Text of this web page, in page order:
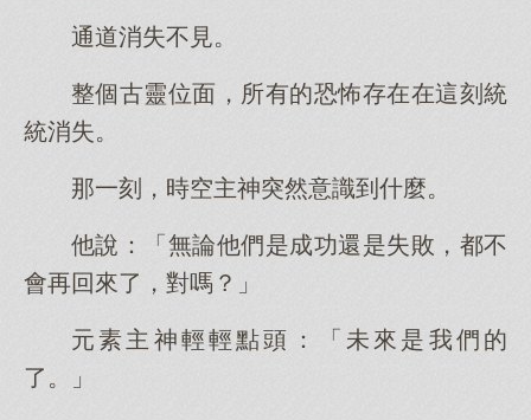
通道消失不見。
整個古靈位面，所有的恐怖存在在這刻統
統消失。
那一刻，時空主神突然意識到什麼。
他說：「無論他們是成功還是失敗，都不
會再回來了，對嗎？」
元素主神輕輕點頭：「未來是我們的
了。」